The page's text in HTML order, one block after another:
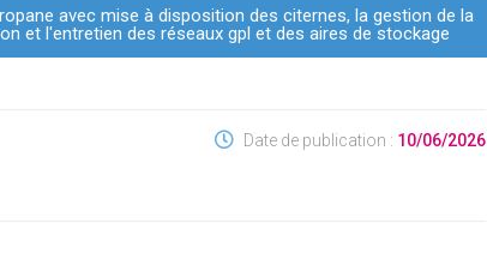
avec mise à disposition des citernes, la gestion de la
et l'entretien des réseaux gpl et des aires de stockage
Date de publication : 10/06/2026